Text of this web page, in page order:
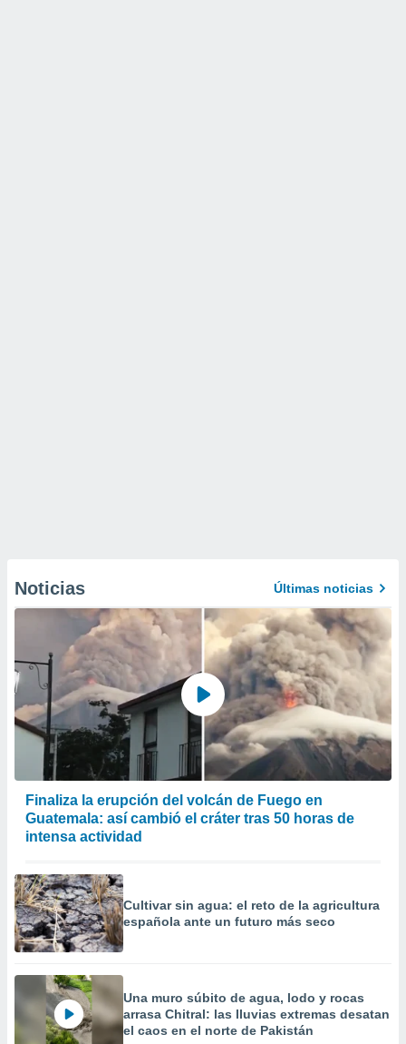
Noticias Últimas noticias
Finaliza la erupción del volcán de Fuego en
Guatemala: así cambió el cráter tras 50 horas de
intensa actividad
Cultivar sin agua: el reto de la agricultura
española ante un futuro más seco
Una muro súbito de agua, lodo y rocas
arrasa Chitral: las lluvias extremas desatan
el caos en el norte de Pakistán